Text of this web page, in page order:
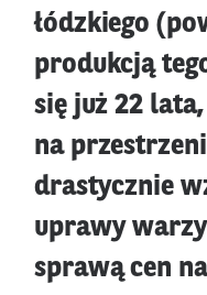
łódzkiego
produkcją
się już 22
na
drastycznie
uprawy
sprawą cen